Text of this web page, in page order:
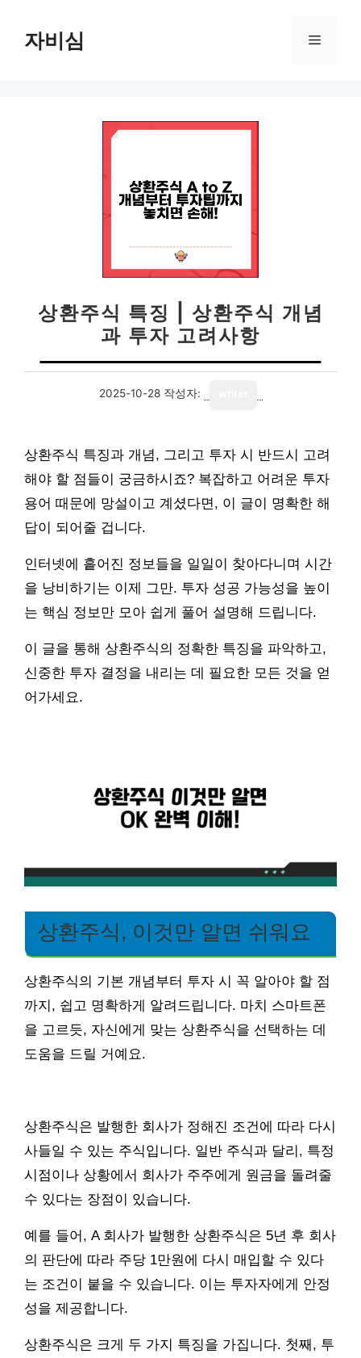
자비심 메
상환주식 특징 | 상환주식 개념
과 투자 고려사항
2025-10-28 작성자:
상환주식 특징과 개념, 그리고 투자 시 반드시 고려
해야 할 점들이 궁금하시죠? 복잡하고 어려운 투자
용어 때문에 망설이고 계셨다면, 이 글이 명확한 해
답이 되어줄 겁니다.
인터넷에 흩어진 정보들을 일일이 찾아다니며 시간
을 낭비하기는 이제 그만. 투자 성공 가능성을 높이
는 핵심 정보만 모아 쉽게 풀어 설명해 드립니다.
이 글을 통해 상환주식의 정확한 특징을 파악하고,
신중한 투자 결정을 내리는 데 필요한 모든 것을 얻
어가세요.
상환주식, 이것만 알면 쉬워요
상환주식의 기본 개념부터 투자 시 꼭 알아야 할 점
까지, 쉽고 명확하게 알려드립니다. 마치 스마트폰
을 고르듯, 자신에게 맞는 상환주식을 선택하는 데
도움을 드릴 거예요.
상환주식은 발행한 회사가 정해진 조건에 따라 다시
사들일 수 있는 주식입니다. 일반 주식과 달리, 특정
시점이나 상황에서 회사가 주주에게 원금을 돌려줄
수 있다는 장점이 있습니다.
예를 들어, A 회사가 발행한 상환주식은 5년 후 회사
의 판단에 따라 주당 1만원에 다시 매입할 수 있다
는 조건이 붙을 수 있습니다. 이는 투자자에게 안정
성을 제공합니다.
상환주식은 크게 두 가지 특징을 가집니다. 첫째, 투